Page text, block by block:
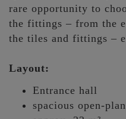
rare opportunity to
the fittings – from the
the tiles and fittings –
Layout:
Entrance hall
spacious open-